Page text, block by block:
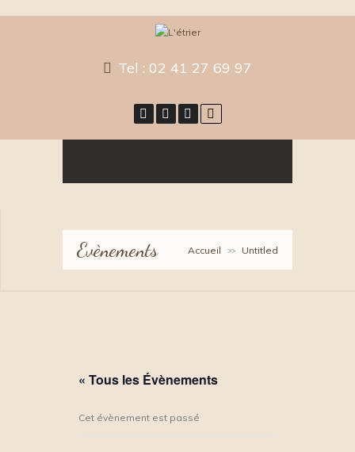
Tel : 02 41 27 69 97
Evènements Accueil >> Untitled
« Tous les Évènements
Cet évènement est passé